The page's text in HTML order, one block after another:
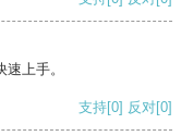
上手。
支持[0] 反对[0]